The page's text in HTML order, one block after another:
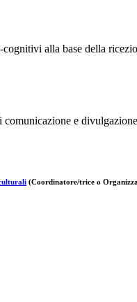
alla base della
e
(Coordinatore/trice o